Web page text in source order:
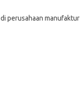
perusahaan manufaktur